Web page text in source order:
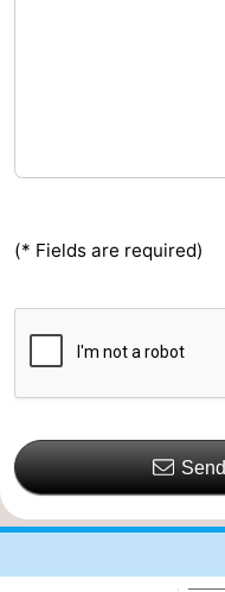
(* Fields are required)
Send